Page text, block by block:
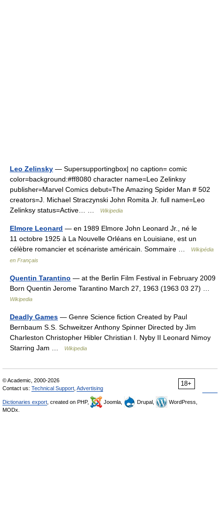
Leo Zelinsky — Supersupportingbox| no caption= comic
color=background:#ff8080 character name=Leo Zelinksy
publisher=Marvel Comics debut=The Amazing Spider Man # 502
creators=J. Michael Straczynski John Romita Jr. full name=Leo
Zelinksy status=Active… …
Wikipedia
Elmore Leonard — en 1989 Elmore John Leonard Jr., né le
11 octobre 1925 à La Nouvelle Orléans en Louisiane, est un
célèbre romancier et scénariste américain. Sommaire …
Wikipédia
en Français
Quentin Tarantino — at the Berlin Film Festival in February 2009
Born Quentin Jerome Tarantino March 27, 1963 (1963 03 27) …
Wikipedia
Deadly Games — Genre Science fiction Created by Paul
Bernbaum S.S. Schweitzer Anthony Spinner Directed by Jim
Charleston Christopher Hibler Christian I. Nyby II Leonard Nimoy
Starring Jam …
Wikipedia
18+
© Academic, 2000-2026
Contact us: Technical Support Advertising
Dictionaries export , created on PHP, Joomla, Drupal,
WordPress,
MODx.